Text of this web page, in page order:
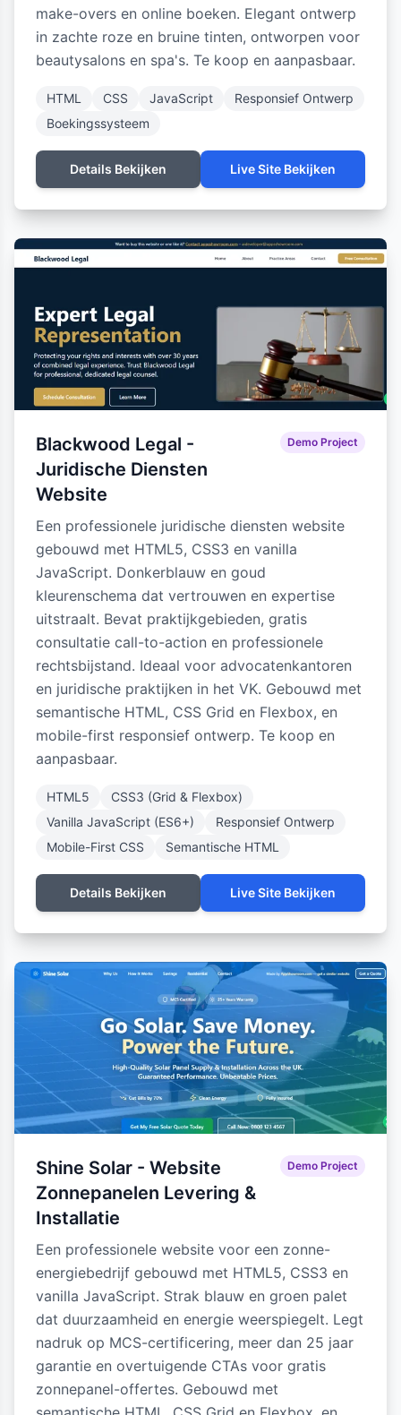
make-overs en online boeken. Elegant ontwerp
in zachte roze en bruine tinten, ontworpen voor
beautysalons en spa's. Te koop en aanpasbaar.
HTML CSS JavaScript
Responsief Ontwerp
Boekingssysteem
Details Bekijken Live Site Bekijken
Blackwood Legal -
Juridische Diensten
Website
Demo Project
Een professionele juridische diensten website
gebouwd met HTML5, CSS3 en vanilla
JavaScript. Donkerblauw en goud
kleurenschema dat vertrouwen en expertise
uitstraalt. Bevat praktijkgebieden, gratis
consultatie call-to-action en professionele
rechtsbijstand. Ideaal voor advocatenkantoren
en juridische praktijken in het VK. Gebouwd met
semantische HTML, CSS Grid en Flexbox, en
mobile-first responsief ontwerp. Te koop en
aanpasbaar.
HTML5
CSS3 (Grid & Flexbox)
Vanilla JavaScript (ES6+)
Responsief Ontwerp
Mobile-First CSS
Semantische HTML
Details Bekijken Live Site Bekijken
Shine Solar - Website
Zonnepanelen Levering &
Installatie
Demo Project
Een professionele website voor een zonne-
energiebedrijf gebouwd met HTML5, CSS3 en
vanilla JavaScript. Strak blauw en groen palet
dat duurzaamheid en energie weerspiegelt. Legt
nadruk op MCS-certificering, meer dan 25 jaar
garantie en overtuigende CTAs voor gratis
zonnepanel-offertes. Gebouwd met